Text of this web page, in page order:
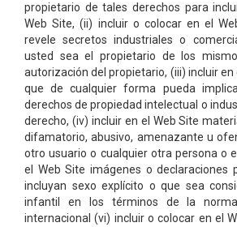
propietario de tales derechos para
Web Site, (ii) incluir o colocar en el
revele secretos industriales o
usted sea el propietario de los
autorización del propietario, (iii) incluir en
que de cualquier forma pueda
derechos de propiedad intelectual o
derecho, (iv) incluir en el Web Site
difamatorio, abusivo, amenazante u
otro usuario o cualquier otra persona o
el Web Site imágenes o declaraciones
incluyan sexo explícito o que sea
infantil en los términos de la
internacional (vi) incluir o colocar en el